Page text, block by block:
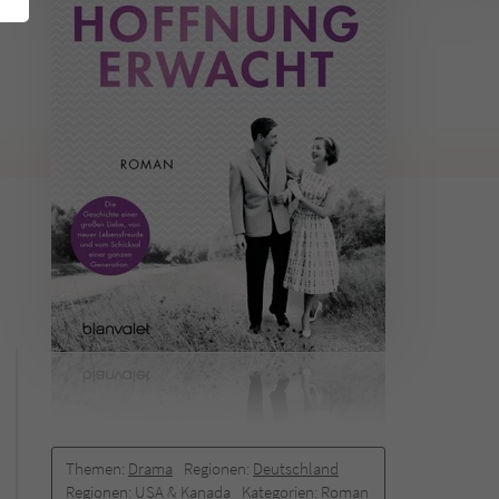
Themen: Drama Regionen: Deutschland
Regionen: USA & Kanada Kategorien: Roman